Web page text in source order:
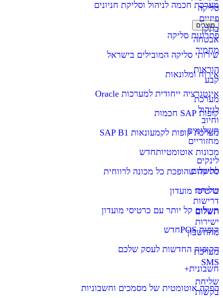
סליקה
פיזיים
בתקן
אבטחה
מחמיר
הוראות
קבע
מערכת
לניהול
וחיוב
תשלומים
מחזוריים
לינקים
לתשלום
שליחת
דרישות
תשלום
ישירות
מהחשבון
מערכת
SMS
שליחת
בקשות
מערכת חכמה לניהול וסליקת חניונים
מוצרים
פתרונות סליקה
שירותי סליקה המובילים בישראל
אירוח ומלונאות
אינטגרציה ייחודית למערכות Oracle
קופות SAP חכמות
מערכת קופות לקמעונאות SAP B1
מכונות אוטומטיותחדש
סליקה שהופכת כל מכונה לרווחית
כרטיסי מועדון
תשלום קל יותר עם כרטיסי מועדון
קופות POS
חדש
הקופות החדשות לעסק שלכם
חשבונית+
הפקה אוטומטית של מסמכים וחשבוניות